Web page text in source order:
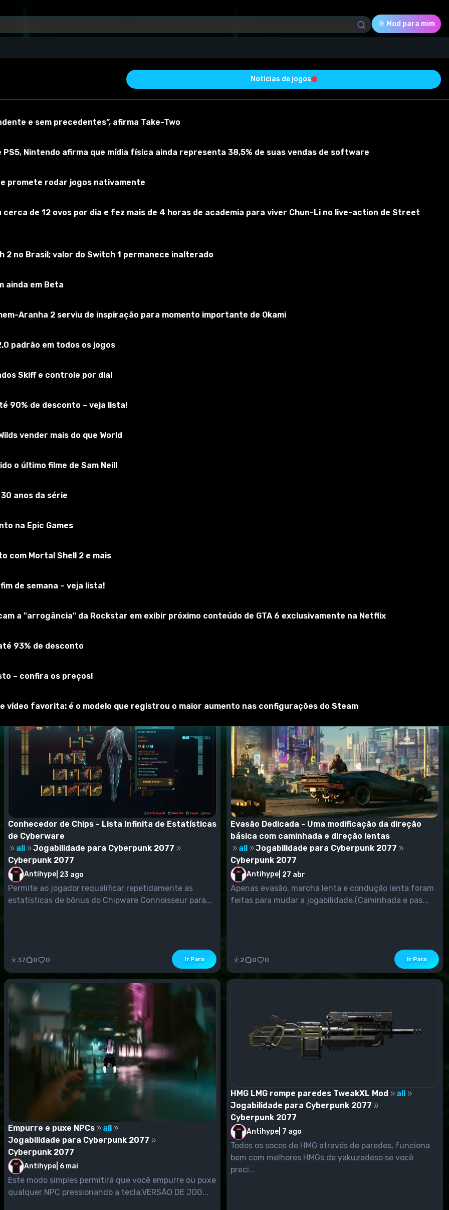
🎯 Mod para mim
Versão do mod: Versão do jogo: 1.0 O mod foi testado com sucesso e está livre de vírus
2077
pressionando a tecla R.
Conhecedor de Chips - Lista Infinita de Estatísticas
de Cyberware
all
Jogabilidade para Cyberpunk 2077
Cyberpunk 2077
Antihype 23 ago
Permite ao jogador requalificar repetidamente as
estatísticas de bônus do Chipware Connoisseur para...
37 0 0 Ir Para
Evasão Dedicada - Uma modificação da direção
básica com caminhada e direção lentas
all
Jogabilidade para Cyberpunk 2077
Cyberpunk 2077
Antihype 27 abr
Apenas evasão, marcha lenta e condução lenta foram
feitas para mudar a jogabilidade.(Caminhada e pas...
2 0 0 Ir Para
Empurre e puxe NPCs
all
Jogabilidade para Cyberpunk 2077
Cyberpunk 2077
Antihype 6 mai
Este modo simples permitirá que você empurre ou puxe
qualquer NPC pressionando a tecla.VERSÃO DE JOG...
HMG LMG rompe paredes TweakXL Mod
all
Jogabilidade para Cyberpunk 2077
Cyberpunk 2077
Antihype 7 ago
Todos os socos de HMG através de paredes, funciona
bem com melhores HMGs de yakuzadeso se você
preci...
Download (0.39 Kb)
Notícias de jogos
e sem precedentes”, afirma Take-Two
Nintendo afirma que mídia física ainda representa 38,5% de suas vendas de software
e promete rodar jogos nativamente
cerca de 12 ovos por dia e fez mais de 4 horas de academia para viver Chun-Li no live-action de Street
no Brasil; valor do Switch 1 permanece inalterado
ainda em Beta
Aranha 2 serviu de inspiração para momento importante de Okami
padrão em todos os jogos
Skiff e controle por dial
90% de desconto – veja lista!
vender mais do que World
o último filme de Sam Neill
anos da série
na Epic Games
com Mortal Shell 2 e mais
de semana – veja lista!
a "arrogância" da Rockstar em exibir próximo conteúdo de GTA 6 exclusivamente na Netflix
93% de desconto
– confira os preços!
vídeo favorita: é o modelo que registrou o maior aumento nas configurações do Steam